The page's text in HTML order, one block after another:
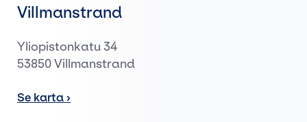
Villmanstrand
Yliopistonkatu 34
53850 Villmanstrand
Se karta